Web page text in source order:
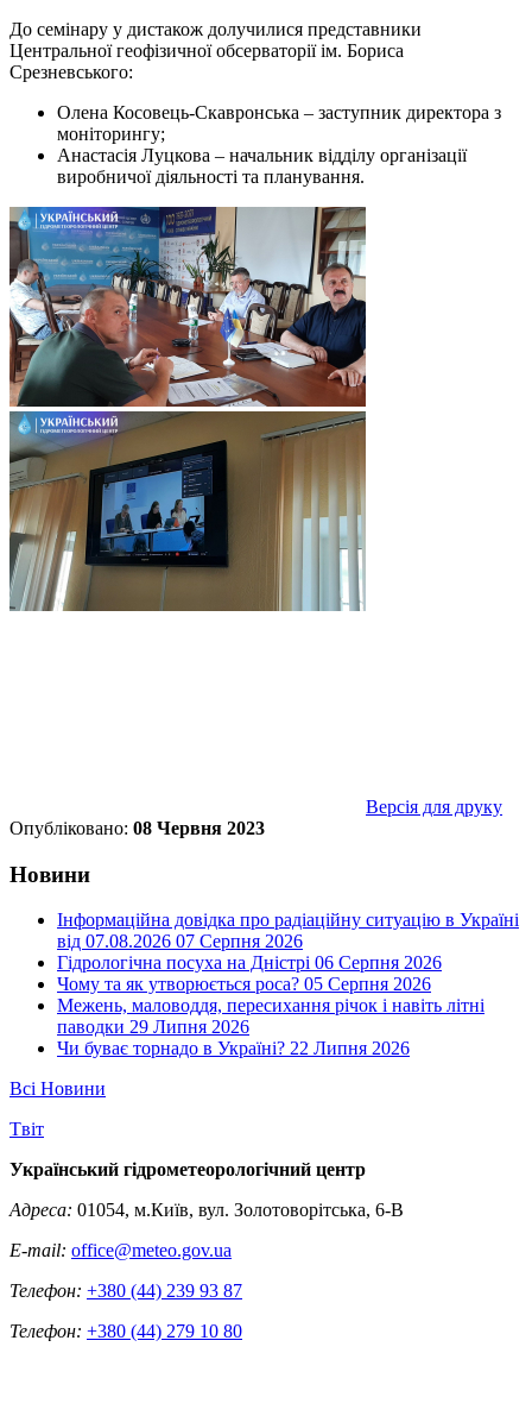
До семінару у дистакож долучилися представники
Центральної геофізичної обсерваторії ім. Бориса
Срезневського:
Олена Косовець-Скавронська – заступник директора з
моніторингу;
Анастасія Луцкова – начальник відділу організації
виробничої діяльності та планування.
Версія для друку
Опубліковано: 08 Червня 2023
Новини
Інформаційна довідка про радіаційну ситуацію в Україні
від 07.08.2026 07 Серпня 2026
Гідрологічна посуха на Дністрі 06 Серпня 2026
Чому та як утворюється роса? 05 Серпня 2026
Межень, маловоддя, пересихання річок і навіть літні
паводки 29 Липня 2026
Чи буває торнадо в Україні? 22 Липня 2026
Всі Новини
Tвіт
Український гідрометеорологічний центр
Адреса: 01054, м.Київ, вул. Золотоворітська, 6-В
E-mail: office@meteo.gov.ua
Телефон: +380 (44) 239 93 87
Телефон: +380 (44) 279 10 80